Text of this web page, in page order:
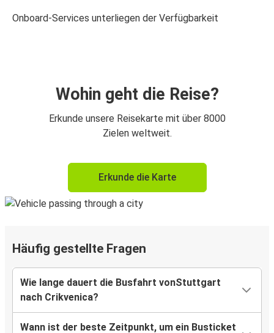
Onboard-Services unterliegen der Verfügbarkeit
Wohin geht die Reise?
Erkunde unsere Reisekarte mit über 8000
Zielen weltweit.
Erkunde die Karte
Häufig gestellte Fragen
Wie lange dauert die Busfahrt vonStuttgart
nach Crikvenica?
Wann ist der beste Zeitpunkt, um ein Busticket